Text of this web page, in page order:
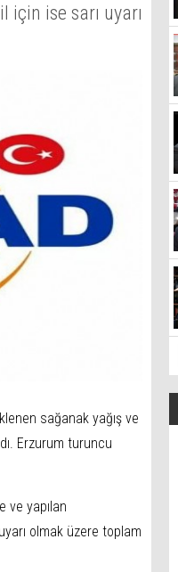
için ise sarı uyarı
sağanak yağış ve
Erzurum turuncu
ve yapılan
olmak üzere toplam